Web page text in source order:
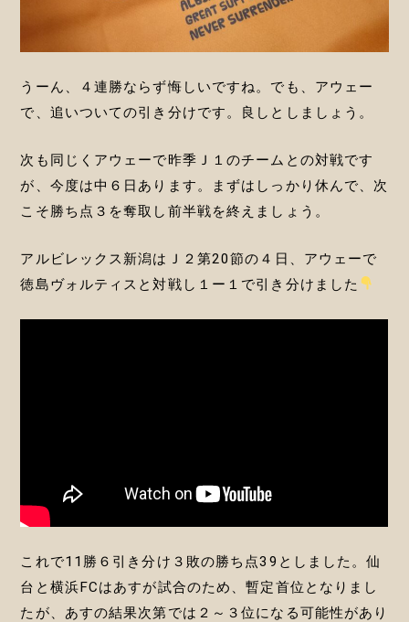
うーん、４連勝ならず悔しいですね。でも、アウェー
で、追いついての引き分けです。良しとしましょう。
次も同じくアウェーで昨季Ｊ１のチームとの対戦です
が、今度は中６日あります。まずはしっかり休んで、次
こそ勝ち点３を奪取し前半戦を終えましょう。
アルビレックス新潟はＪ２第20節の４日、アウェーで
徳島ヴォルティスと対戦し１ー１で引き分けました
これで11勝６引き分け３敗の勝ち点39としました。仙
台と横浜FCはあすが試合のため、暫定首位となりまし
たが、あすの結果次第では２～３位になる可能性があり